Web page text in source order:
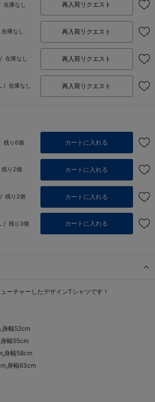
在庫なし 再入荷リクエスト
在庫なし 再入荷リクエスト
在庫なし 再入荷リクエスト
/ 在庫なし 再入荷リクエスト
残り6個 カートに入れる
残り2個 カートに入れる
残り2個 カートに入れる
/ 残り3個 カートに入れる
ーチャーしたデザインTシャツです！
身幅52cm
幅55cm
身幅58cm
身幅63cm